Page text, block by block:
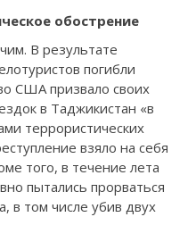
обострение
В результате
погибли
США призвало своих
в Таджикистан «в
террористических
взяло на себя
того, в течение лета
пытались прорваться
в том числе убив двух